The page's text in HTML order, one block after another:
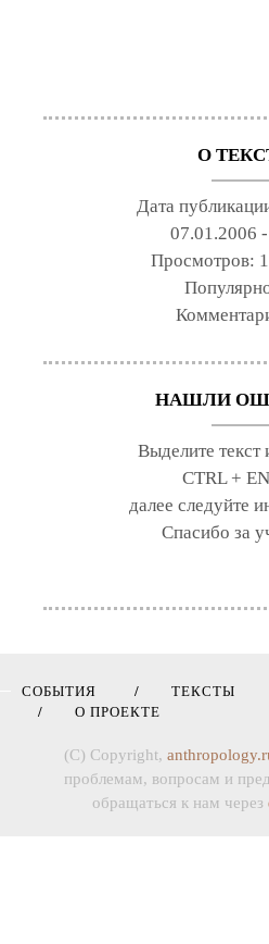
О
Дата
07.01.2006
Просмотров:
НАШЛИ
Выделите текст
CTRL +
далее следуйте
Спасибо за
СОБЫТИЯ ТЕКСТЫ
О ПРОЕКТЕ
(C) Copyright,
проблемам, вопросам и
обращаться к нам через